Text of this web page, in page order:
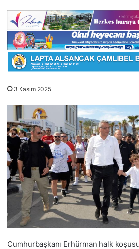
3 Kasım 2025
Cumhurbaşkanı Erhürman halk